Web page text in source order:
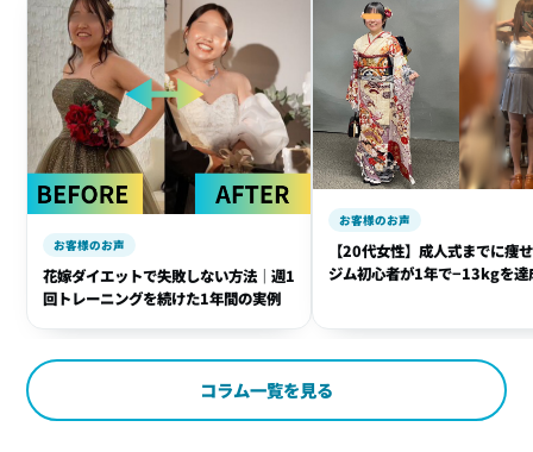
お客様のお声
花嫁ダイエットで失敗しない方法｜週1
回トレーニングを続けた1年間の実例
お客様のお声
【20代女性】成人式までに痩
ジム初心者が1年で−13kgを達
コラム一覧を見る